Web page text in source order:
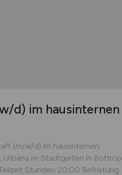
d) im hausinternen
(m/w/d) im hausinternen
im Stadtgarten in Bottrop
Stunden 20,00 Befristung